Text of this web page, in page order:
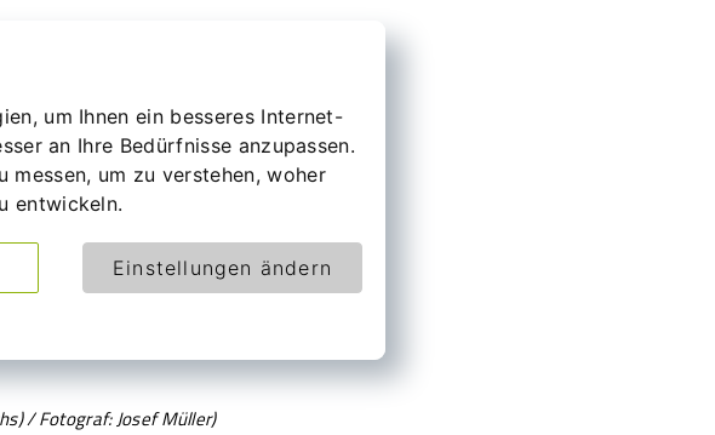
um Ihnen ein besseres Internet-
an Ihre Bedürfnisse anzupassen.
messen, um zu verstehen, woher
entwickeln.
Einstellungen ändern
/ Fotograf: Josef Müller)